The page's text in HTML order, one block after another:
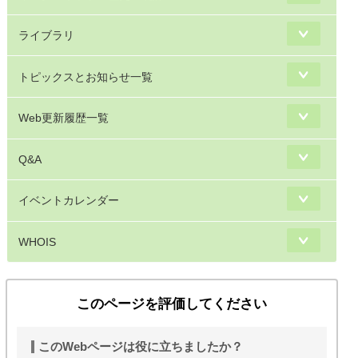
ライブラリ
トピックスとお知らせ一覧
Web更新履歴一覧
Q&A
イベントカレンダー
WHOIS
このページを評価してください
このWebページは役に立ちましたか？